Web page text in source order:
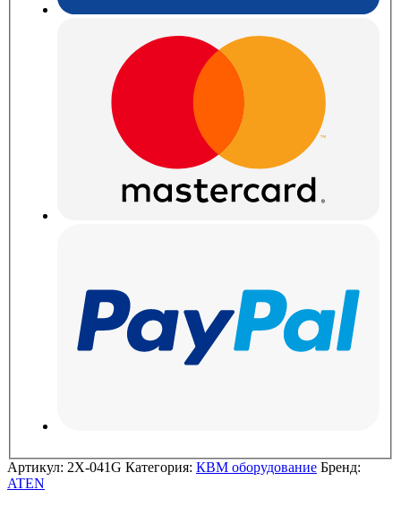
Артикул: 2X-041G Категория: КВМ оборудование Бренд:
ATEN